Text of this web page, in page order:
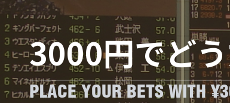
3000円でど
PLACE YOUR BETS WITH